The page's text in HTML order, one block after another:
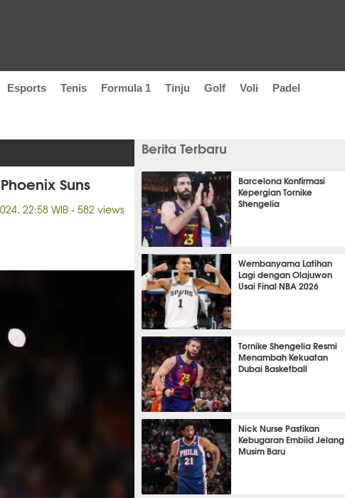
Esports Tenis Formula 1 Tinju Golf Voli Padel
Suns
22:58 WIB- 582 views
Berita Terbaru
Barcelona Konfirmasi
Kepergian Tornike
Shengelia
45 menit 26 detik lalu
Wembanyama Latihan
Lagi dengan Olajuwon
Usai Final NBA 2026
1 jam 17 menit lalu
Tornike Shengelia Resmi
Menambah Kekuatan
Dubai Basketball
1 jam 31 menit lalu
Nick Nurse Pastikan
Kebugaran Embiid Jelang
Musim Baru